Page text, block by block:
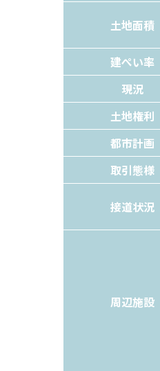
土地面積
建ぺい率
現況
土地権利
都市計画
取引態様
接道状況
周辺施設